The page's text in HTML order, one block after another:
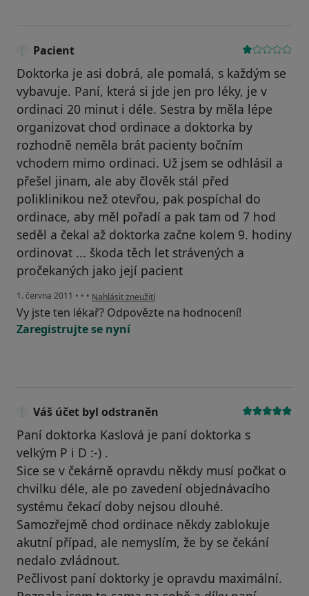
Pacient
Doktorka je asi dobrá, ale pomalá, s každým se
vybavuje. Paní, která si jde jen pro léky, je v
ordinaci 20 minut i déle. Sestra by měla lépe
organizovat chod ordinace a doktorka by
rozhodně neměla brát pacienty bočním
vchodem mimo ordinaci. Už jsem se odhlásil a
přešel jinam, ale aby člověk stál před
poliklinikou než otevřou, pak pospíchal do
ordinace, aby měl pořadí a pak tam od 7 hod
seděl a čekal až doktorka začne kolem 9. hodiny
ordinovat ... škoda těch let strávených a
pročekaných jako její pacient
1. června 2011 • • • podle názoru uživatele Pacient
Nahlásit zneužití
Vy jste ten lékař? Odpovězte na hodnocení!
Zaregistrujte se nyní
Váš účet byl odstraněn
Paní doktorka Kaslová je paní doktorka s
velkým P i D :-) .
Sice se v čekárně opravdu někdy musí počkat o
chvilku déle, ale po zavedení objednávacího
systému čekací doby nejsou dlouhé.
Samozřejmě chod ordinace někdy zablokuje
akutní případ, ale nemyslím, že by se čekání
nedalo zvládnout.
Pečlivost paní doktorky je opravdu maximální.